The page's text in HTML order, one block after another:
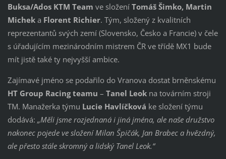
Buksa/Ados KTM Team ve složení Tomáš Šimko, Martin
Micheka Florent Richier. Tým, složený z kvalitních
reprezentantů svých zemí (Slovensko, Česko a Francie) v čele
s úřadujícím mezinárodním mistrem ČR ve třídě MX1 bude
mít jistě také ty nejvyšší ambice.
Zajímavé jméno se podařilo do Vranova dostat brněnskému
HT Group Racing teamu – Tanel Leokna továrním stroji
TM. Manažerka týmu Lucie Havlíčková ke složení týmu
dodává: „Měli jsme rozjednaná i jiná jména, ale naše družstvo
nakonec pojede ve složení Milan Špičák, Jan Brabec a hvězdný,
ale přesto stále skromný a lidský Tanel Leok.“